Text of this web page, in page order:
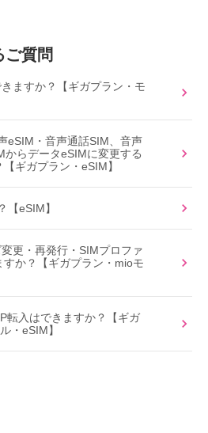
ご質問
ますか？【ギガプラン・モ
eSIM・音声通話SIM、音声
からデータeSIMに変更する
ギガプラン・eSIM】
【eSIM】
更・再発行・SIMプロファ
すか？【ギガプラン・mioモ
転入はできますか？【ギガ
・eSIM】